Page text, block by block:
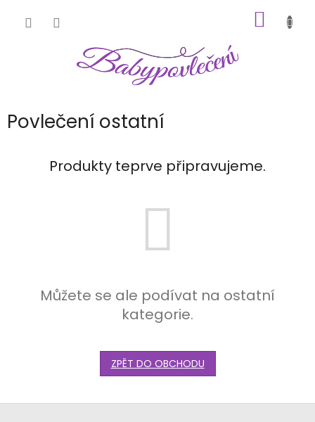
Povlečení ostatní
Produkty teprve připravujeme.
Můžete se ale podívat na ostatní
kategorie.
ZPĚT DO OBCHODU